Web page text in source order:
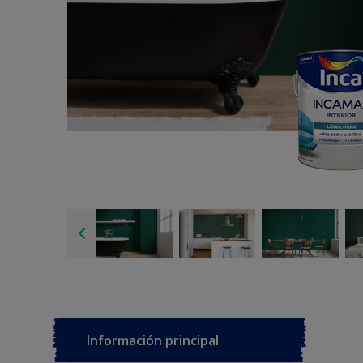
Información principal